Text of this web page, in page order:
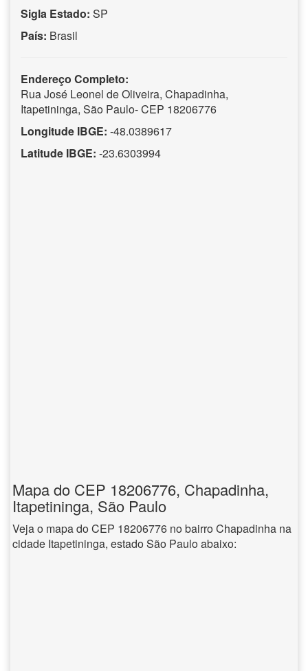
Sigla Estado: SP
País: Brasil
Endereço Completo:
Rua José Leonel de Oliveira, Chapadinha,
Itapetininga, São Paulo- CEP 18206776
Longitude IBGE: -48.0389617
Latitude IBGE: -23.6303994
Mapa do CEP 18206776, Chapadinha,
Itapetininga, São Paulo
Veja o mapa do CEP 18206776 no bairro Chapadinha na
cidade Itapetininga, estado São Paulo abaixo: